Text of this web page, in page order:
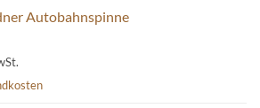
Autobahnspinne